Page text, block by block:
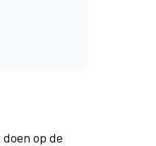
op de